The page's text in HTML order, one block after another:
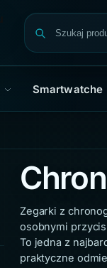
Smartwatche
Zegarki z
osobnymi
To jedna z
praktyczne